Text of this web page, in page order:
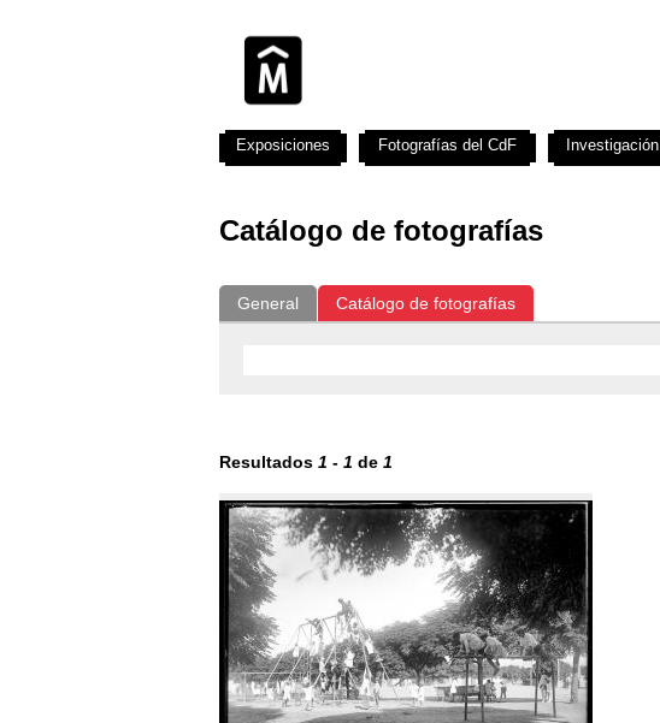
Catálogo de fotografías
General Catálogo de fotografías
Resultados 1 - 1 de 1
Exposiciones Fotografías del CdF Investigación